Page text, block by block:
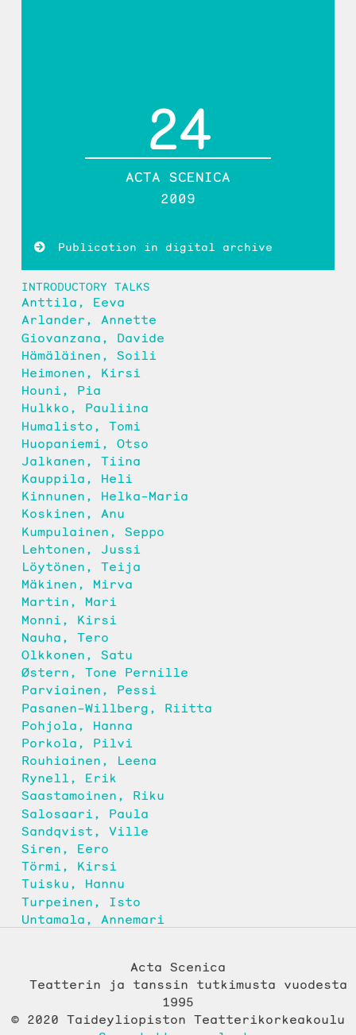
24
ACTA SCENICA
2009
Publication in digital archive
INTRODUCTORY TALKS
Anttila, Eeva
Arlander, Annette
Giovanzana, Davide
Hämäläinen, Soili
Heimonen, Kirsi
Houni, Pia
Hulkko, Pauliina
Humalisto, Tomi
Huopaniemi, Otso
Jalkanen, Tiina
Kauppila, Heli
Kinnunen, Helka-Maria
Koskinen, Anu
Kumpulainen, Seppo
Lehtonen, Jussi
Löytönen, Teija
Mäkinen, Mirva
Martin, Mari
Monni, Kirsi
Nauha, Tero
Olkkonen, Satu
Østern, Tone Pernille
Parviainen, Pessi
Pasanen-Willberg, Riitta
Pohjola, Hanna
Porkola, Pilvi
Rouhiainen, Leena
Rynell, Erik
Saastamoinen, Riku
Salosaari, Paula
Sandqvist, Ville
Siren, Eero
Törmi, Kirsi
Tuisku, Hannu
Turpeinen, Isto
Untamala, Annemari
Acta Scenica
Teatterin ja tanssin tutkimusta vuodesta
1995
© 2020 Taideyliopiston Teatterikorkeakoulu